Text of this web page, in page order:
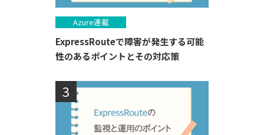
Azure連載
ExpressRouteで障害が発生する可能
性のあるポイントとその対応策